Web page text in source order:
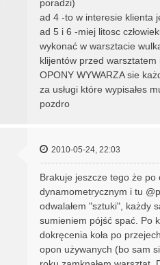
poradzi)
ad 4 -to w interesie klienta
ad 5 i 6 -miej litosc
wykonać w warsztacie
klijentów przed
OPONY WYWARZA sie
za usługi które wypisałes
pozdro
2010-05-24, 22:03
Brakuje jeszcze tego że
dynamometrycznym i tu
odwalałem "sztuki", każdy
sumieniem pójść spać. Po
dokręcenia koła po
opon używanych (bo sam